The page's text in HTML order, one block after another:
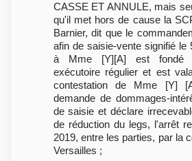
CASSE ET ANNULE, mais
qu'il met hors de cause la
Barnier, dit que le
afin de saisie-vente signifié le
à Mme [Y][A] est fondé
exécutoire régulier et est
contestation de Mme [Y]
demande de dommages-
de saisie et déclare
de réduction du legs, l'arrêt
2019, entre les parties, par la
Versailles ;